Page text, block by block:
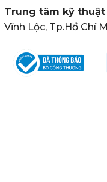
Trung tâm kỹ thuật
Vĩnh Lộc, Tp.Hồ Chí